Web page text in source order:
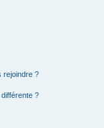
rejoindre ?
?